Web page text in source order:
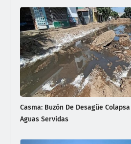
Casma: Buzón De Desagüe
Aguas Servidas